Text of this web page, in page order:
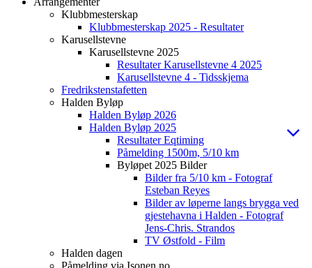
Klubbmesterskap
Klubbmesterskap 2025 - Resultater
Karusellstevne
Karusellstevne 2025
Resultater Karusellstevne 4 2025
Karusellstevne 4 - Tidsskjema
Fredrikstenstafetten
Halden Byløp
Halden Byløp 2026
Halden Byløp 2025
Resultater Eqtiming
Påmelding 1500m, 5/10 km
Byløpet 2025 Bilder
Bilder fra 5/10 km - Fotograf
Esteban Reyes
Bilder av løperne langs brygga ved
gjestehavna i Halden - Fotograf
Jens-Chris. Strandos
TV Østfold - Film
Halden dagen
Påmelding via Isonen.no